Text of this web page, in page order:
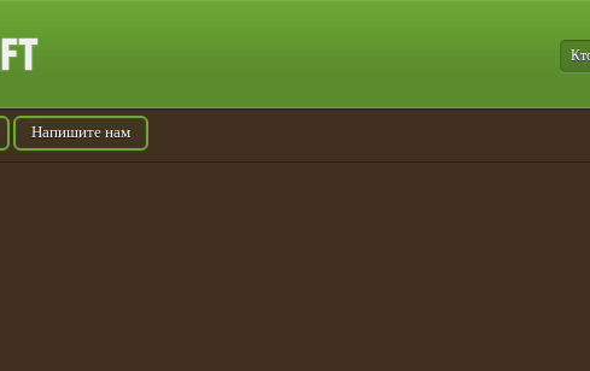
Напишите нам